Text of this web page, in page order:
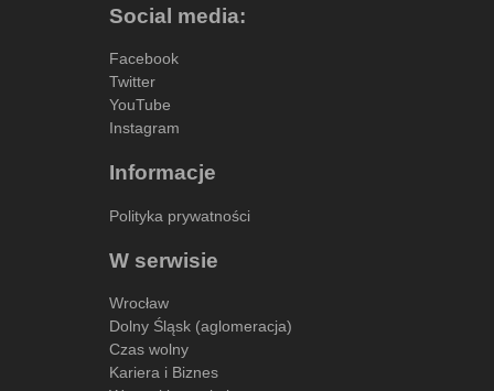
Social media:
Facebook
Twitter
YouTube
Instagram
Informacje
Polityka prywatności
W serwisie
Wrocław
Dolny Śląsk (aglomeracja)
Czas wolny
Kariera i Biznes